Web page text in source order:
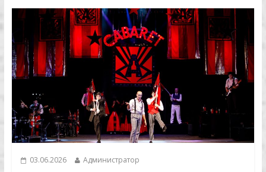
03.06.2026 Администратор